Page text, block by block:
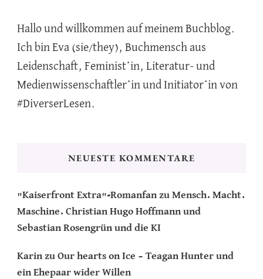
Hallo und willkommen auf meinem Buchblog.
Ich bin Eva (sie/they), Buchmensch aus
Leidenschaft, Feminist*in, Literatur- und
Medienwissenschaftler*in und Initiator*in von
#DiverserLesen.
NEUESTE KOMMENTARE
"Kaiserfront Extra"-Romanfan zu Mensch. Macht.
Maschine. Christian Hugo Hoffmann und
Sebastian Rosengrün und die KI
Karin zu Our hearts on Ice – Teagan Hunter und
ein Ehepaar wider Willen